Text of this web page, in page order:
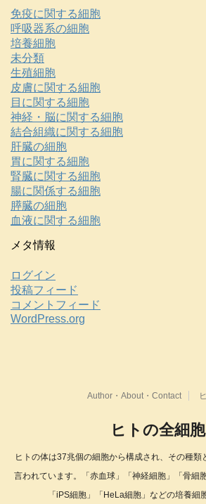
免疫に関する細胞
呼吸器系の細胞
培養細胞
未分類
生殖細胞
皮膚に関する細胞
目に関する細胞
神経・脳に関する細胞
結合組織に関する細胞
肝臓の細胞
胃に関する細胞
腎臓に関する細胞
腸に関係する細胞
膵臓の細胞
血液に関する細胞
メタ情報
ログイン
投稿フィード
コメントフィード
WordPress.org
Author・About・Contact
ヒトの全細胞
ヒトの体は37兆個の細胞から構成され、その種類
言われています。「赤血球」「神経細胞」「骨細
「iPS細胞」「HeLa細胞」などの培養細